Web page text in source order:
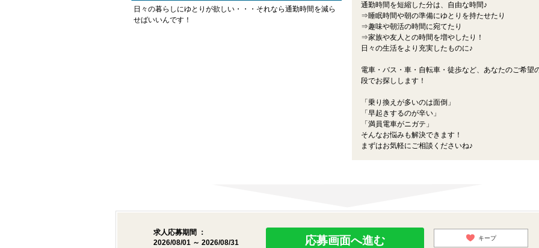
日々の暮らしにゆとりが欲しい・・・それなら通勤時間を減ら
せばいいんです！
通勤時間を短縮した分は、自由な時間♪
⇒睡眠時間や朝の準備にゆとりを持たせたり
⇒趣味や朝活の時間に宛てたり
⇒家族や友人との時間を増やしたり！
日々の生活をより充実したものに♪
電車・バス・車・自転車・徒歩など、あなたのご希望
段でお探しします！
「乗り換えが多いのは面倒」
「早起きするのが辛い」
「満員電車がニガテ」
そんなお悩みも解決できます！
まずはお気軽にご相談くださいね♪
求人応募期間 ：
2026/08/01 ～ 2026/08/31
応募画面へ進む キープ